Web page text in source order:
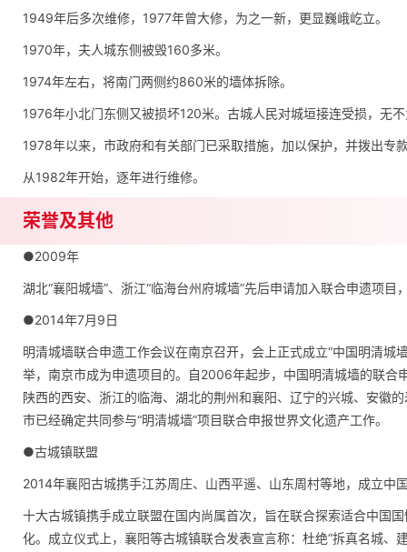
1949年后多次维修，1977年曾大修，为之一新，更显巍峨屹立。
1970年，夫人城东侧被毁160多米。
1974年左右，将南门两侧约860米的墙体拆除。
1976年小北门东侧又被损坏120米。古城人民对城垣接连受损，无
1978年以来，市政府和有关部门已采取措施，加以保护，并拨出专
从1982年开始，逐年进行维修。
荣誉及其他
●2009年
湖北“襄阳城墙”、浙江“临海台州府城墙”先后申请加入联合申遗项目
●2014年7月9日
明清城墙联合申遗工作会议在南京召开，会上正式成立“中国明清
举，南京市成为申遗项目的。自2006年起步，中国明清城墙的联
陕西的西安、浙江的临海、湖北的荆州和襄阳、辽宁的兴城、安徽
市已经确定共同参与“明清城墙”项目联合申报世界文化遗产工作。
●古城镇联盟
2014年襄阳古城携手江苏周庄、山西平遥、山东周村等地，成立中
十大古城镇携手成立联盟在国内尚属首次，旨在联合探索适合中国
化。成立仪式上，襄阳等古城镇联合发表宣言称：杜绝“拆真名城